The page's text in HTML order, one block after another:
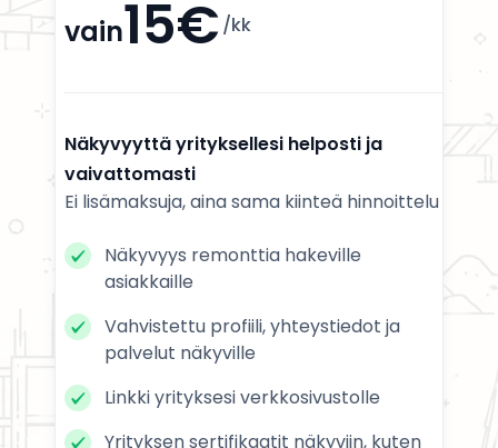
vain15€ /kk
Näkyvyyttä yrityksellesi helposti ja
vaivattomasti
Ei lisämaksuja, aina sama kiinteä hinnoittelu
Näkyvyys remonttia hakeville
asiakkaille
Vahvistettu profiili, yhteystiedot ja
palvelut näkyville
Linkki yrityksesi verkkosivustolle
Yrityksen sertifikaatit näkyviin, kuten